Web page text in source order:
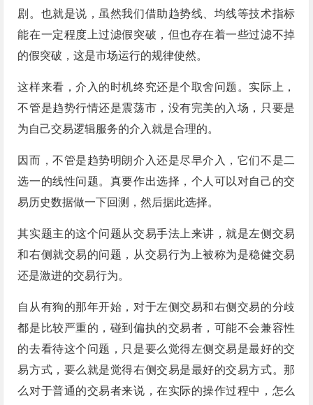
剧。也就是说，虽然我们借助趋势线、均线等技术指标
能在一定程度上过滤假突破，但也存在着一些过滤不掉
的假突破，这是市场运行的规律使然。
这样来看，介入的时机终究还是个取舍问题。实际上，
不管是趋势行情还是震荡市，没有完美的入场，只要是
为自己交易逻辑服务的介入就是合理的。
因而，不管是趋势明朗介入还是尽早介入，它们不是二
选一的线性问题。真要作出选择，个人可以对自己的交
易历史数据做一下回测，然后据此选择。
其实题主的这个问题从交易手法上来讲，就是左侧交易
和右侧就交易的问题，从交易行为上被称为是稳健交易
还是激进的交易行为。
自从有狗的那年开始，对于左侧交易和右侧交易的分歧
都是比较严重的，碰到偏执的交易者，可能不会兼容性
的去看待这个问题，只是要么觉得左侧交易是最好的交
易方式，要么就是觉得右侧交易是最好的交易方式。那
么对于普通的交易者来说，在实际的操作过程中，怎么